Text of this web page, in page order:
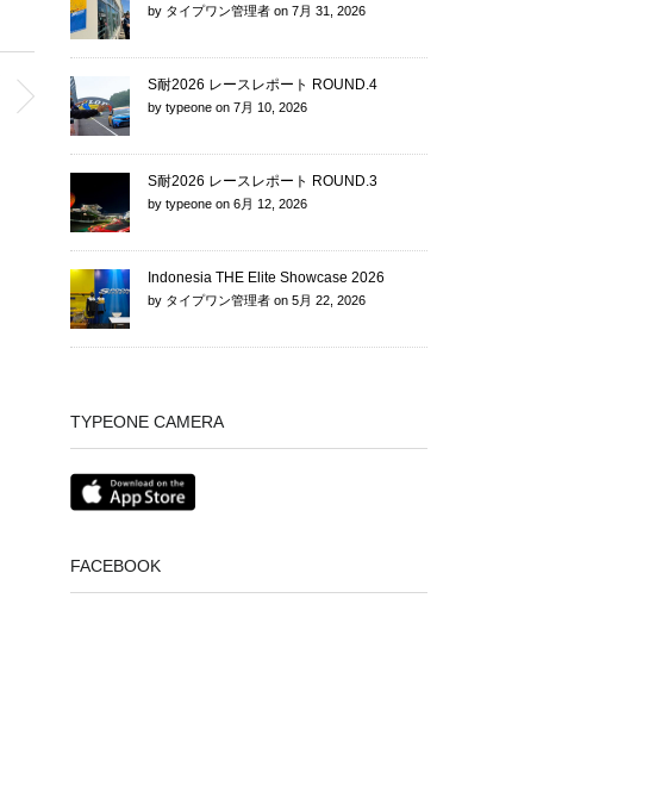
by タイプワン管理者 on 7月 31, 2026
S耐2026 レースレポート ROUND.4
by typeone on 7月 10, 2026
S耐2026 レースレポート ROUND.3
by typeone on 6月 12, 2026
Indonesia THE Elite Showcase 2026
by タイプワン管理者 on 5月 22, 2026
TYPEONE CAMERA
FACEBOOK